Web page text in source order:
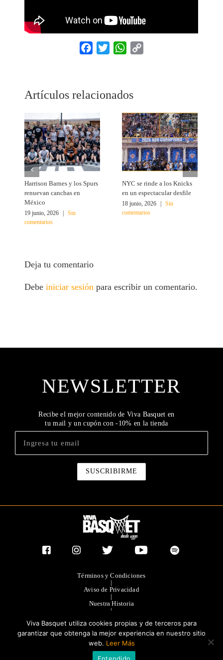
Facebook
Twitter WhatsApp
Artículos relacionados
Harrison Barnes y los Spurs
renuevan canchas en
México
19 junio, 2026 |
Sin
comentarios
NYC se rinde a los Knicks
en un espectacular desfile
18 junio, 2026 |
Sin
comentarios
Deja tu comentario
Debeiniciar sesiónpara escribir un comentario.
NEWSLETTER
Recibe el mejor contenido de Viva Basquet en
tu mail y un cupón con -10% en la tienda
Términos y Condiciones
|
Aviso de Privacidad
|
Nuestra Historia
|
|
Publicidad
®TODOS LOS DERECHOS RESERVADOS 2023. GRUPO OLIMPIA
Viva Basquet utiliza cookies propias y de terceros para
garantizar que obtenga la mejor experiencia en nuestro sitio
web. Leer Más
Entendido